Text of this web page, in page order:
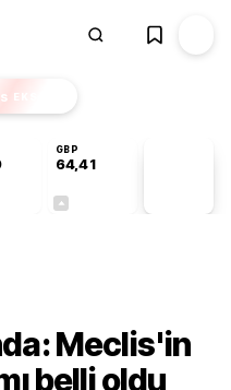
EKSTRA
GBP
64,41
Meclis'in
belli oldu